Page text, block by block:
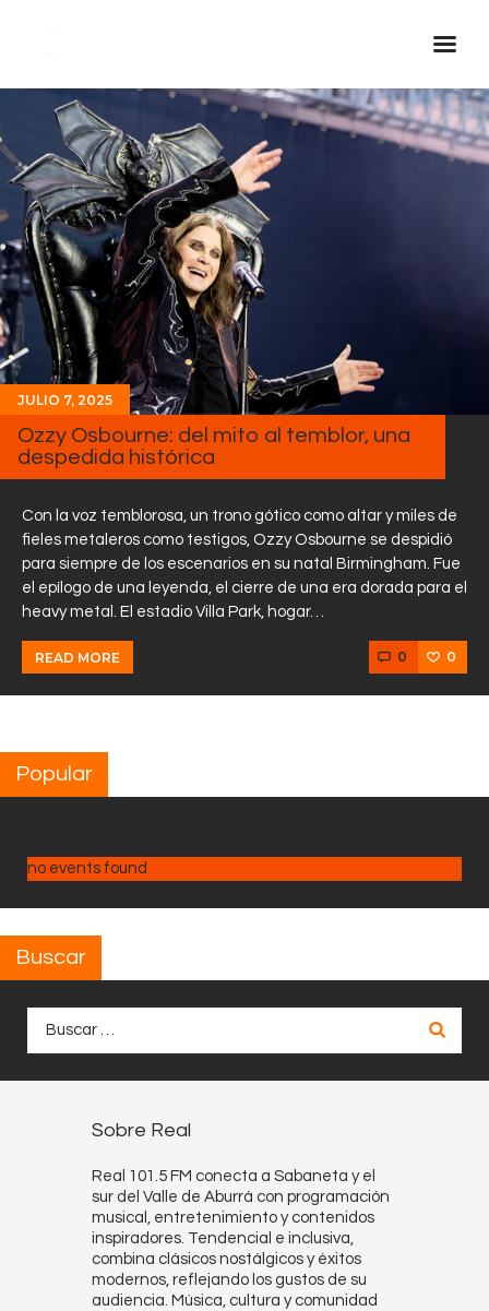
Inicio Real FM
Streaming
En Vivo
Descarga La APP
Programas
Noticias
Equipo
Sobre Nosotros
Contactos
JULIO 7, 2025
Ozzy Osbourne: del mito al temblor, una
despedida histórica
Con la voz temblorosa, un trono gótico como altar y miles de
fieles metaleros como testigos, Ozzy Osbourne se despidió
para siempre de los escenarios en su natal Birmingham. Fue
el epílogo de una leyenda, el cierre de una era dorada para el
heavy metal. El estadio Villa Park, hogar…
READ MORE 0 0
Popular
no events found
Buscar
Sobre Real
Real 101.5 FM conecta a Sabaneta y el
sur del Valle de Aburrá con programación
musical, entretenimiento y contenidos
inspiradores. Tendencial e inclusiva,
combina clásicos nostálgicos y éxitos
modernos, reflejando los gustos de su
audiencia. Música, cultura y comunidad